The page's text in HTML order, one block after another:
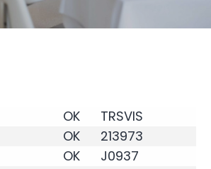
OK
TRSVIS
OK
213973
OK
J0937